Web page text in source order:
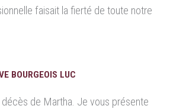
faisait la fierté de toute notre
BOURGEOIS LUC
décès de Martha. Je vous présente